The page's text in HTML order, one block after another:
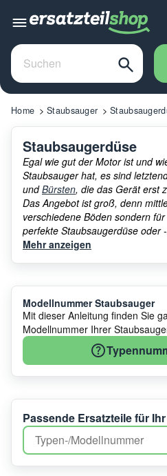
Home Staubsauger
Staubsaugerdüse
Egal wie gut der Motor ist und
Staubsauger hat, es sind
undBürsten, die das Gerät erst
Das Angebot ist groß, denn
verschiedene Böden sondern
perfekte Staubsaugerdüse oder
Bodendüsen bekommen Sie z.B.
Staubsaugerdüse erzielt
hygienische Saugergebnisse.
letzten Staubkörnern und
und finden Sie die perfekte
vonBosch,Dyson& Co.
Mehr anzeigen
Modellnummer Staubsauger
Mit dieser Anleitung finden Sie
Modellnummer Ihrer
Passende Ersatzteile für